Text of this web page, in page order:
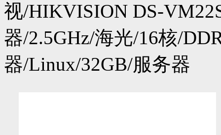
视/HIKVISION DS-
器/2.5GHz/海光/16核/
器/Linux/32GB/服务器